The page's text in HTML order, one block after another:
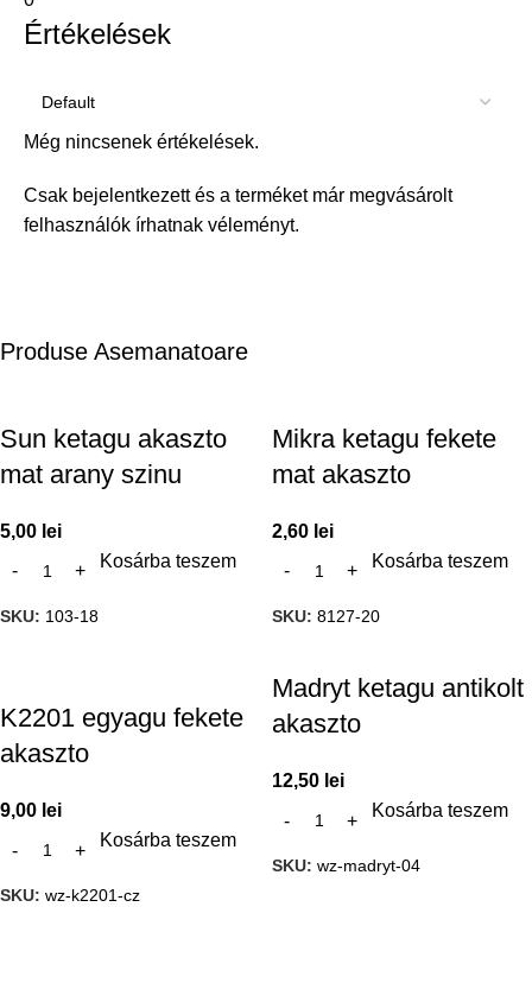
Értékelések
Még nincsenek értékelések.
Csak bejelentkezett és a terméket már megvásárolt
felhasználók írhatnak véleményt.
Produse Asemanatoare
Sun ketagu akaszto
mat arany szinu
5,00 lei
Kosárba teszem
SKU: 103-18
Mikra ketagu fekete
mat akaszto
2,60 lei
Kosárba teszem
SKU: 8127-20
K2201 egyagu fekete
akaszto
9,00 lei
Kosárba teszem
SKU: wz-k2201-cz
Madryt ketagu antikolt
akaszto
12,50 lei
Kosárba teszem
SKU: wz-madryt-04